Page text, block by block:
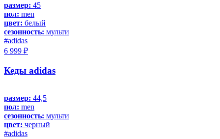
размер: 45
пол: men
цвет: белый
сезонность: мульти
#adidas
6 999 ₽
Кеды adidas
размер: 44,5
пол: men
сезонность: мульти
цвет: черный
#adidas